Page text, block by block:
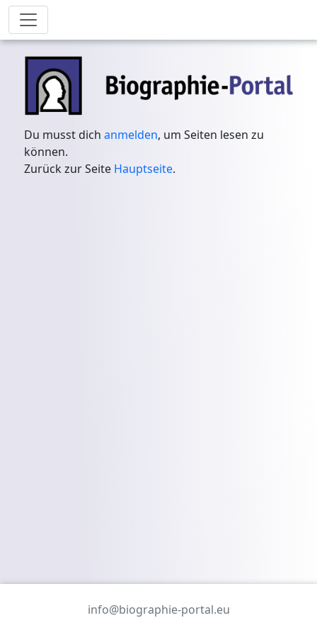
Du musst dichanmelden, um Seiten lesen zu
können.
Zurück zur Seite Hauptseite.
info@biographie-portal.eu